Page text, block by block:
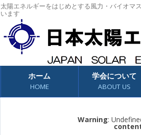
太陽エネルギーをはじめとする風力・バイオマ
います
コンテンツへスキップ
ホーム
HOME
学会について
ABOUT US
Warning: